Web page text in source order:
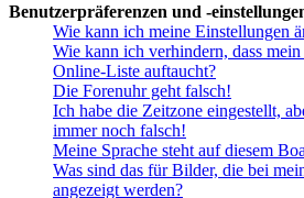
Benutzerpräferenzen und -
Wie kann ich meine Einstellungen
Wie kann ich verhindern, dass
Online-Liste auftaucht?
Die Forenuhr geht falsch!
Ich habe die Zeitzone eingestellt,
immer noch falsch!
Meine Sprache steht auf diesem
Was sind das für Bilder, die bei
angezeigt werden?